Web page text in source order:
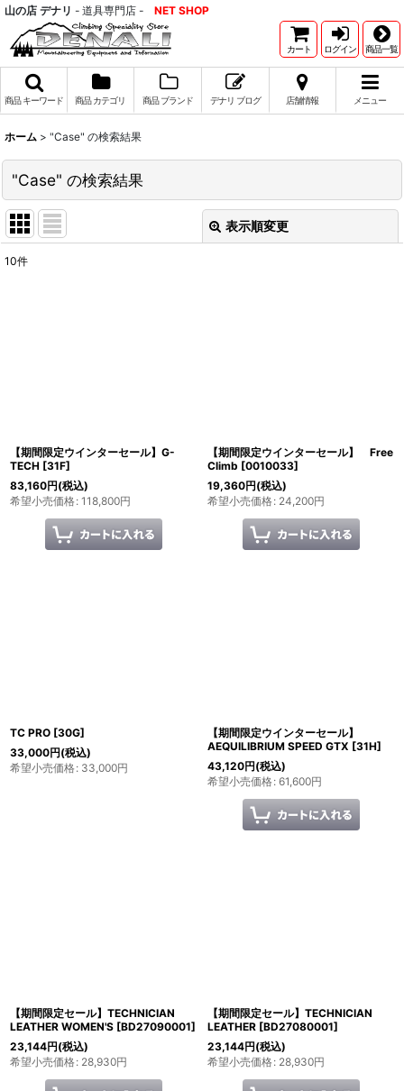
山の店 デナリ - 道具専門店 - NET SHOP
カート ログイン 商品一覧
商品 キーワード 商品 カテゴリ 商品 ブランド デナリ ブログ 店舗情報 メニュー
ホーム > "Case" の検索結果
"Case" の検索結果
表示順変更
商品検索(キーワード検索)
ブランド:
10件
【期間限定ウインターセール】G-
TECH [31F]
83,160円(税込)
希望小売価格: 118,800円
【期間限定ウインターセール】 Free
Climb [0010033]
19,360円(税込)
希望小売価格: 24,200円
TC PRO [30G]
33,000円(税込)
希望小売価格: 33,000円
【期間限定ウインターセール】
AEQUILIBRIUM SPEED GTX [31H]
43,120円(税込)
希望小売価格: 61,600円
【期間限定セール】TECHNICIAN
LEATHER WOMEN'S [BD27090001]
23,144円(税込)
希望小売価格: 28,930円
【期間限定セール】TECHNICIAN
LEATHER [BD27080001]
23,144円(税込)
希望小売価格: 28,930円